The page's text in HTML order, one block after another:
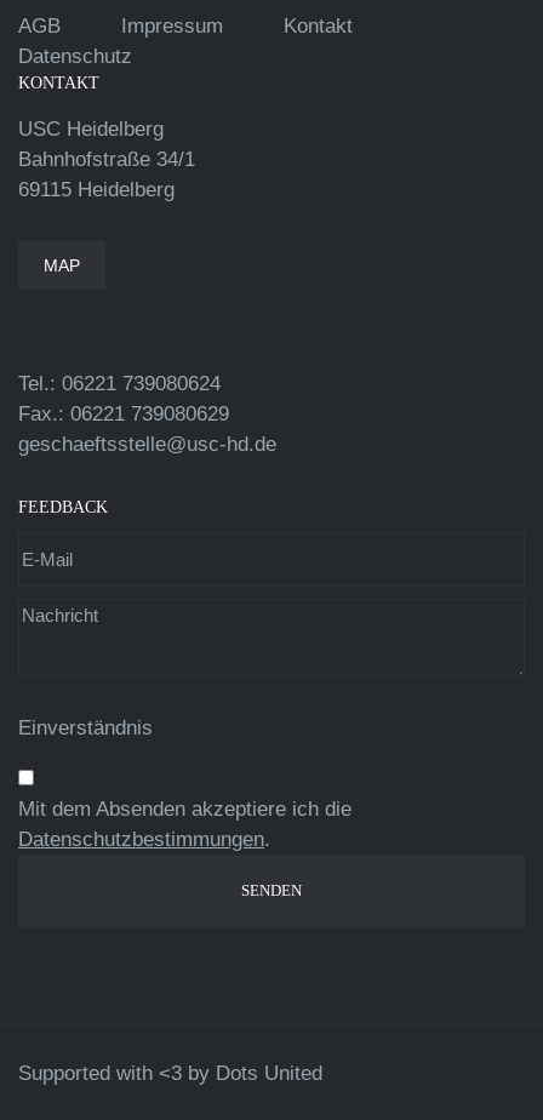
AGB Impressum
Kontakt
Datenschutz
KONTAKT
USC Heidelberg
Bahnhofstraße 34/1
69115 Heidelberg
MAP
Tel.: 06221 739080624
Fax.: 06221 739080629
geschaeftsstelle@usc-hd.de
FEEDBACK
Einverständnis
Mit dem Absenden akzeptiere ich die
Datenschutzbestimmungen.
Supported with <3 by Dots United